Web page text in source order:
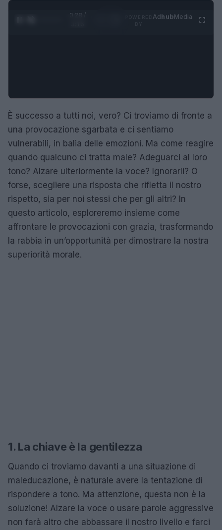
0:29 /
AdhubMedia
È successo a tutti noi, vero? Ci troviamo di fronte a
una provocazione sgarbata e ci sentiamo
vulnerabili, in balia delle emozioni. Ma come reagire
quando qualcuno ci tratta male? Adeguarci al loro
tono? Alzare ulteriormente la voce? Ignorarli? O
forse, scegliere una risposta che rifletta il nostro
rispetto, sia per noi stessi che per gli altri? In
questo articolo, esploreremo insieme come
affrontare le provocazioni con grazia, trasformando
la rabbia in un’opportunità per dimostrare la nostra
superiorità morale.
1. La chiave è la gentilezza
Quando ci troviamo davanti a una situazione di
maleducazione, è naturale avere la tentazione di
rispondere a tono. Ma attenzione, questa non è la
soluzione! Alzare la voce o usare parole aggressive
non farà altro che abbassare il nostro livello e farci